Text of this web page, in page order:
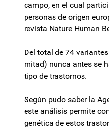
campo, en el cual
personas de origen
revista Nature Human
Del total de 74
mitad) nunca antes se
tipo de trastornos.
Según pudo saber la
este análisis permite
genética de estos